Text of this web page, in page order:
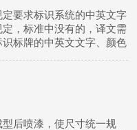
要求标识系统的中英文字
，标准中没有的，译文需
标牌的中英文文字、颜色
后喷漆，使尺寸统一规